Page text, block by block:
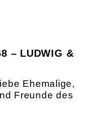
– LUDWIG &
Ehemalige,
Freunde des